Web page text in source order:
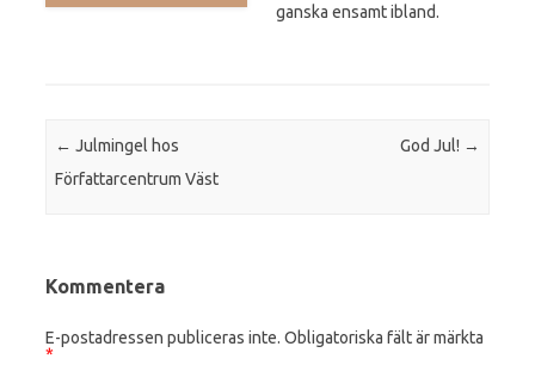
ganska ensamt ibland.
Post navigation
← Julmingel hos
Författarcentrum Väst
God Jul! →
Kommentera
E-postadressen publiceras inte. Obligatoriska fält är märkta
*